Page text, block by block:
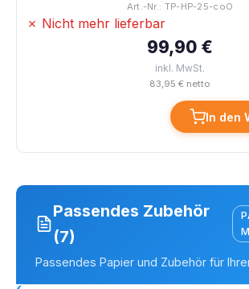
Art.-Nr.: TP-HP-25-coO
✗ Nicht mehr lieferbar
99,90 €
inkl. MwSt.
83,95 € netto
In den
Passendes Zubehör
(7)
Passendes Papier und Zubehör für